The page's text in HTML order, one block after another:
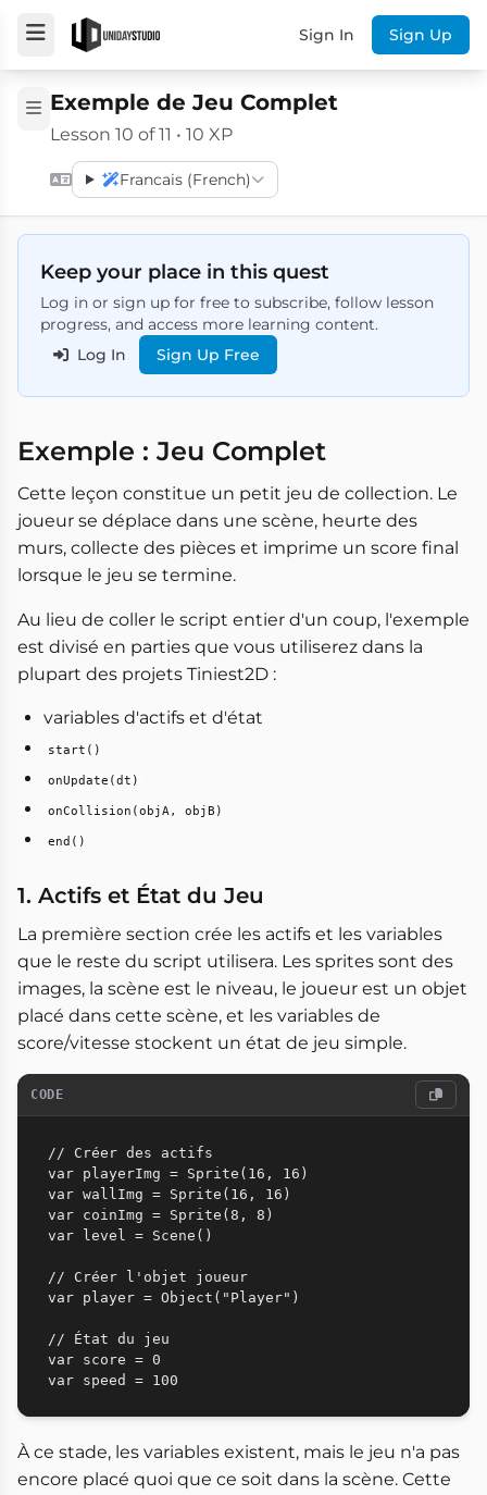
Sign In Sign Up
Exemple de Jeu Complet
Lesson 10 of 11 • 10 XP
Francais (French)
Keep your place in this quest
Log in or sign up for free to subscribe, follow lesson
progress, and access more learning content.
Log In
Sign Up Free
Exemple : Jeu Complet
Cette leçon constitue un petit jeu de collection. Le
joueur se déplace dans une scène, heurte des
murs, collecte des pièces et imprime un score final
lorsque le jeu se termine.
Au lieu de coller le script entier d'un coup, l'exemple
est divisé en parties que vous utiliserez dans la
plupart des projets Tiniest2D :
variables d'actifs et d'état
start()
onUpdate(dt)
onCollision(objA, objB)
end()
1. Actifs et État du Jeu
La première section crée les actifs et les variables
que le reste du script utilisera. Les sprites sont des
images, la scène est le niveau, le joueur est un objet
placé dans cette scène, et les variables de
score/vitesse stockent un état de jeu simple.
CODE
// Créer des actifs
var playerImg = Sprite(16, 16)
var wallImg = Sprite(16, 16)
var coinImg = Sprite(8, 8)
var level = Scene()
// Créer l'objet joueur
var player = Object("Player")
// État du jeu
var score = 0
À ce stade, les variables existent, mais le jeu n'a pas
encore placé quoi que ce soit dans la scène. Cette